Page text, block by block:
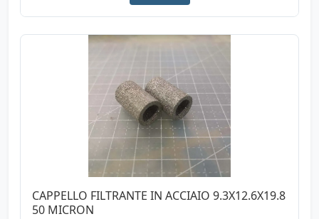
CAPPELLO FILTRANTE IN ACCIAIO 9.3X12.6X19.8
50 MICRON